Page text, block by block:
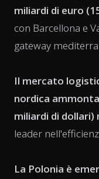
miliardi di euro
con Barcellona e
gateway
Il mercato
nordica
miliardi di dollari)
leader
La Polonia è